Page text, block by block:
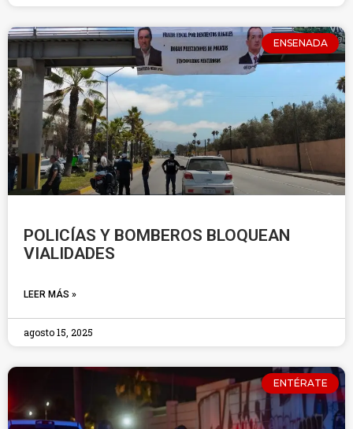
ENSENADA
POLICÍAS Y BOMBEROS BLOQUEAN
VIALIDADES
LEER MÁS »
agosto 15, 2025
ENTÉRATE